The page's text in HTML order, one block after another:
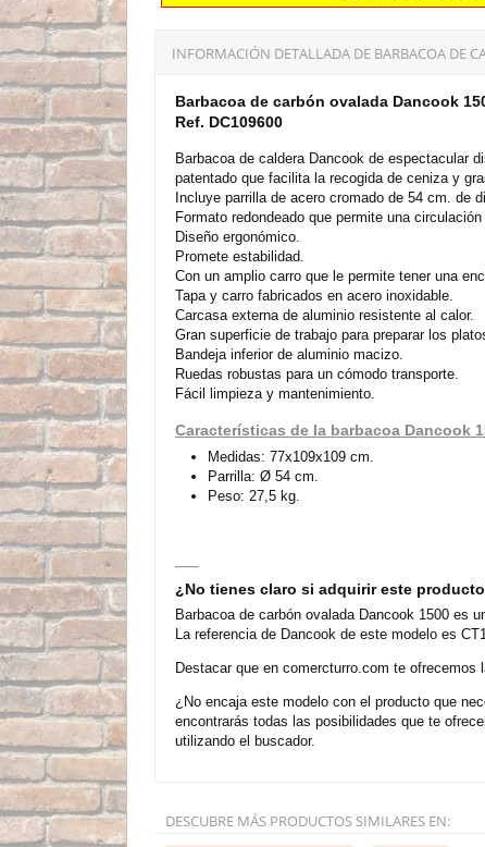
INFORMACIÓN DETALLADA DE BARBACOA DE
Barbacoa de carbón ovalada Dancook
Ref. DC109600
Barbacoa de caldera Dancook de espectacular
patentado que facilita la recogida de ceniza y
Incluye parrilla de acero cromado de 54 cm. de
Formato redondeado que permite una
Diseño ergonómico.
Promete estabilidad.
Con un amplio carro que le permite tener una
Tapa y carro fabricados en acero inoxidable.
Carcasa externa de aluminio resistente al calor.
Gran superficie de trabajo para preparar los
Bandeja inferior de aluminio macizo.
Ruedas robustas para un cómodo transporte.
Fácil limpieza y mantenimiento.
Características de la barbacoa Dancook
Medidas: 77x109x109 cm.
Parrilla: Ø 54 cm.
Peso: 27,5 kg.
¿No tienes claro si adquirir este
Barbacoa de carbón ovalada Dancook 1500 es
La referencia de Dancook de este modelo es
Destacar que en comercturro.com te ofrecemos
¿No encaja este modelo con el producto que
encontrarás todas las posibilidades que te
utilizando el buscador.
DESCUBRE MÁS PRODUCTOS SIMILARES EN: